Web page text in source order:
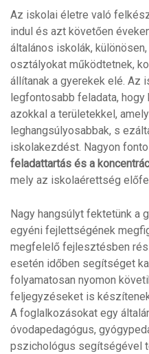
Az iskolai életre való
indul és azt követően
általános iskolák,
osztályokat működtetnek,
állítanak a gyerekek elé.
legfontosabb feladata,
azokkal a területekkel,
leghangsúlyosabbak, s
iskolakezdést. Nagyon
feladattartás és a
mely az iskolaérettség
Nagy hangsúlyt fektetünk a
egyéni fejlettségének
megfelelő fejlesztésben
esetén időben segítséget
folyamatosan nyomon
feljegyzéseket is
A foglalkozásokat egy
óvodapedagógus,
pszichológus segítségével